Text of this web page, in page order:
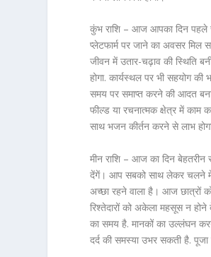
कुंभ राशि – आज आपका दिन पहले
प्लेटफार्म पर जाने का अवसर
जीवन में उतार-चढ़ाव की स्थिति
होगा. कार्यस्थल पर भी सहयोग
समय पर समाप्त करने की आदत
फील्ड या रचनात्मक क्षेत्र में काम
साथ भजन कीर्तन करने से लाभ
मीन राशि – आज का दिन बेहतरीन
देंगें। आप सबको साथ लेकर चलने में
अच्छा रहने वाला है। आज छात्रों
रिश्तेदारों को अकेला महसूस न
का समय है. मानकों का उल्लंघन
दर्द की समस्या उभर सकती है.